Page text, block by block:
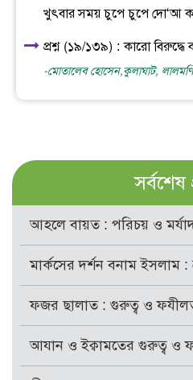
খুৎবার সময় চুপে চুপে দো‘আ
প্রশ্ন (১৯/১৩৯) : কারো
-মোতালেব হোসেন,কুলাঘাট,
সর্বশেষ
আহলে বায়ত : পরিচয় ও
মার্কসের দর্শন বনাম ইসলাম :
ফজর ছালাত : গুরুত্ব ও
আযান ও ইক্বামতের গুরুত্ব ও